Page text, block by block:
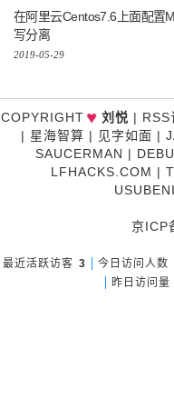
在阿里云Centos7.6上面配置
写分离
2019-05-29
COPYRIGHT♥ 刘悦 | RSS
| 星海智算 | 见字如面 |
SAUCERMAN |
LFHACKS.COM |
京ICP
最近活跃访客 3 今日访问人数
昨日访问量